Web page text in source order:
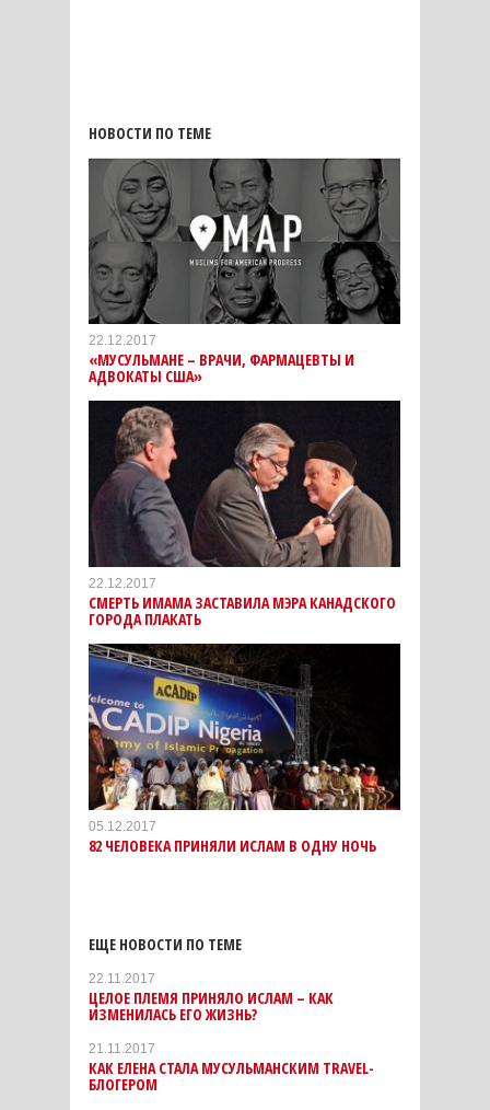
НОВОСТИ ПО ТЕМЕ
22.12.2017
«МУСУЛЬМАНЕ – ВРАЧИ, ФАРМАЦЕВТЫ И
АДВОКАТЫ США»
22.12.2017
СМЕРТЬ ИМАМА ЗАСТАВИЛА МЭРА КАНАДСКОГО
ГОРОДА ПЛАКАТЬ
05.12.2017
82 ЧЕЛОВЕКА ПРИНЯЛИ ИСЛАМ В ОДНУ НОЧЬ
ЕЩЕ НОВОСТИ ПО ТЕМЕ
22.11.2017
ЦЕЛОЕ ПЛЕМЯ ПРИНЯЛО ИСЛАМ – КАК
ИЗМЕНИЛАСЬ ЕГО ЖИЗНЬ?
21.11.2017
КАК ЕЛЕНА СТАЛА МУСУЛЬМАНСКИМ TRAVEL-
БЛОГЕРОМ